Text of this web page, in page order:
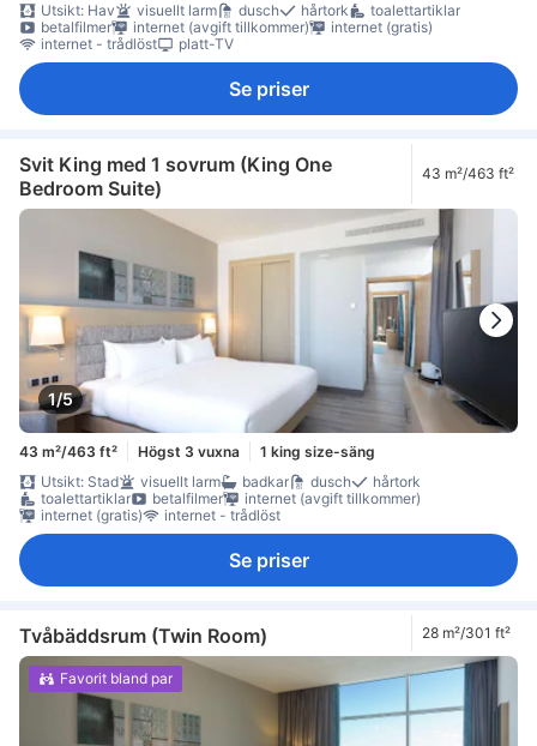
Utsikt: Hav
visuellt larm dusch hårtork
toalettartiklar
betalfilmer
internet (avgift tillkommer)
internet (gratis)
internet - trådlöst
platt-TV
Se priser
Svit King med 1 sovrum (King One
Bedroom Suite)
43 m²/463 ft²
1/5
43 m²/463 ft² Högst 3 vuxna
1 king size-säng
Utsikt: Stad
visuellt larm badkar dusch
hårtork
toalettartiklar
betalfilmer
internet (avgift tillkommer)
internet (gratis)
internet - trådlöst
Se priser
Tvåbäddsrum (Twin Room) 28 m²/301 ft²
Favorit bland par